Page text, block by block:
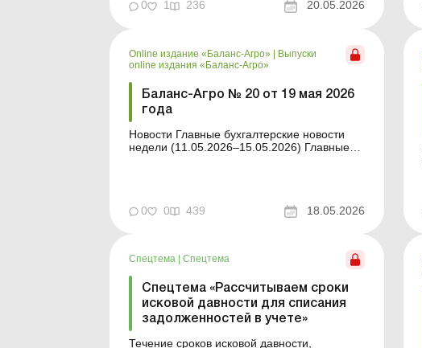
такое списание у единщиков – физических
0 1 236 20.05.2026
Online издание «Баланс-Агро» | Выпуски
online издания «Баланс-Агро»
Баланс-Агро № 20 от 19 мая 2026
года
Новости Главные бухгалтерские новости
недели (11.05.2026–15.05.2026) Главные
хозяйствования: чего следует ожидать
0 0 439 18.05.2026
Спецтема | Спецтема
Спецтема «Рассчитываем сроки
исковой давности для списания
задолженностей в учете»
Течение сроков исковой давности,